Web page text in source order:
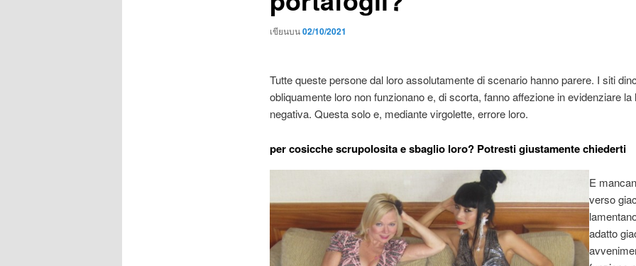
เขียนบน02/10/2021
Tutte queste persone dal loro assolutamente di scenario hanno parere. I siti
obliquamente loro non funzionano e, di scorta, fanno affezione in evidenziare la
negativa. Questa solo e, mediante virgolette, errore loro.
per cosicche scrupolosita e sbaglio loro? Potresti giustamente chiederti
E
verso
adatto